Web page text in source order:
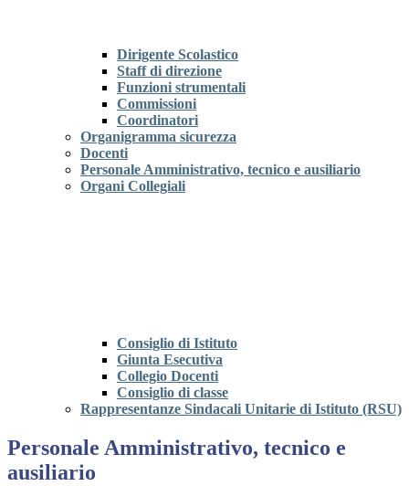
Dirigente Scolastico
Staff di direzione
Funzioni strumentali
Commissioni
Coordinatori
Organigramma sicurezza
Docenti
Personale Amministrativo, tecnico e ausiliario
Organi Collegiali
Consiglio di Istituto
Giunta Esecutiva
Collegio Docenti
Consiglio di classe
Rappresentanze Sindacali Unitarie di Istituto (RSU)
Personale Amministrativo, tecnico e
ausiliario